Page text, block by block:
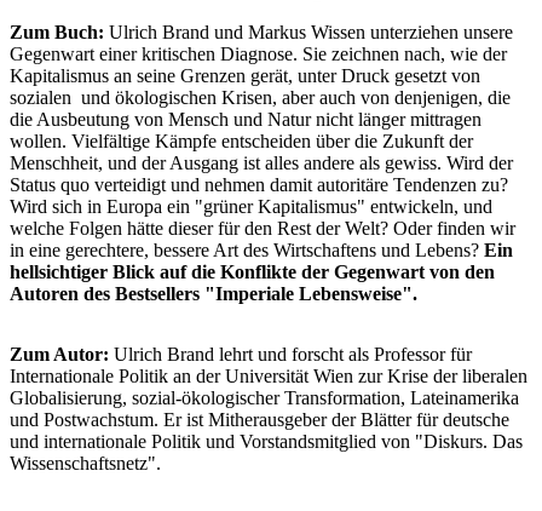
Zum Buch: Ulrich Brand und Markus Wissen unterziehen unsere
Gegenwart einer kritischen Diagnose. Sie zeichnen nach, wie der
Kapitalismus an seine Grenzen gerät, unter Druck gesetzt von
sozialen und ökologischen Krisen, aber auch von denjenigen, die
die Ausbeutung von Mensch und Natur nicht länger mittragen
wollen. Vielfältige Kämpfe entscheiden über die Zukunft der
Menschheit, und der Ausgang ist alles andere als gewiss. Wird der
Status quo verteidigt und nehmen damit autoritäre Tendenzen zu?
Wird sich in Europa ein "grüner Kapitalismus" entwickeln, und
welche Folgen hätte dieser für den Rest der Welt? Oder finden wir
in eine gerechtere, bessere Art des Wirtschaftens und Lebens? Ein
hellsichtiger Blick auf die Konflikte der Gegenwart von den
Autoren des Bestsellers "Imperiale Lebensweise".
Zum Autor: Ulrich Brand lehrt und forscht als Professor für
Internationale Politik an der Universität Wien zur Krise der liberalen
Globalisierung, sozial-ökologischer Transformation, Lateinamerika
und Postwachstum. Er ist Mitherausgeber der Blätter für deutsche
und internationale Politik und Vorstandsmitglied von "Diskurs. Das
Wissenschaftsnetz".